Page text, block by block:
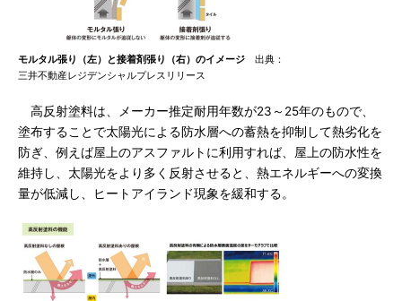
モルタル張り（左）と接着剤張り（右）のイメージ 出典：
三井不動産レジデンシャルプレスリリース
高反射塗料は、メーカー推定耐用年数が23～25年のもので、
塗布することで太陽光による防水層への蓄熱を抑制して熱劣化を
防ぎ、例えば屋上のアスファルトに利用すれば、屋上の防水性を
維持し、太陽光をより多く反射させると、熱エネルギーへの変換
量が低減し、ヒートアイランド現象を緩和する。